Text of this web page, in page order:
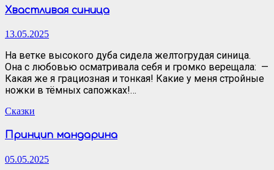
Хвастливая синица
13.05.2025
На ветке высокого дуба сидела желтогрудая синица.
Она с любовью осматривала себя и громко верещала: —
Какая же я грациозная и тонкая! Какие у меня стройные
ножки в тёмных сапожках!…
Сказки
Принцип мандарина
05.05.2025